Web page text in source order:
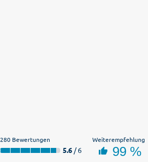
280 Bewertungen
5.6 / 6
Weiterempfehlung
99 %